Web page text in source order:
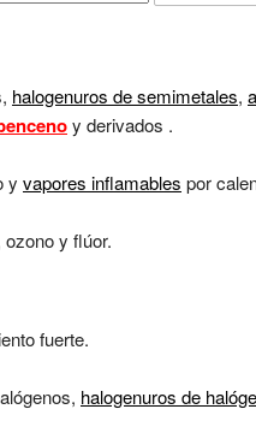
halogenuros de semimetales,
y derivados .
y vapores inflamables por
y flúor.
fuerte.
halogenuros de